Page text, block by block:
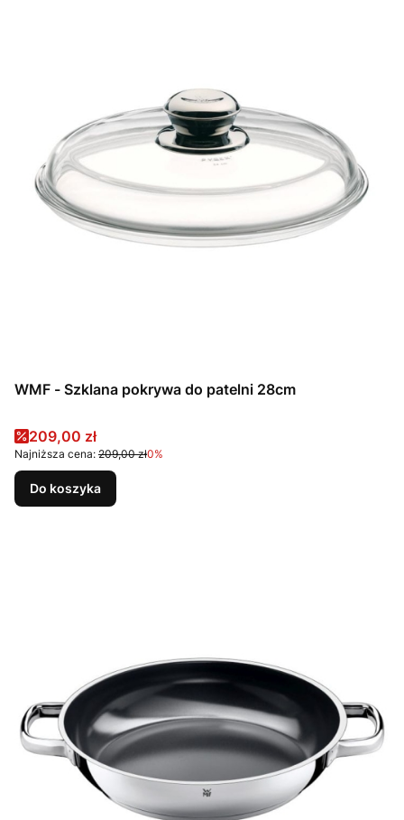
WMF - Szklana pokrywa do patelni 28cm
Cena promocyjna
209,00 zł
Najniższa cena: 209,00 zł0%
Do koszyka